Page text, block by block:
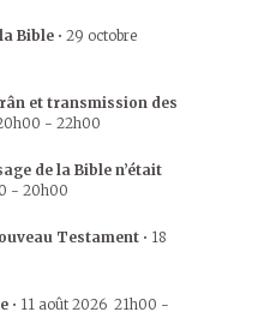
Bible • 29 octobre
et transmission des
- 22h00
de la Bible n’était
- 20h00
Testament • 18
• 11 août 2026 21h00 -